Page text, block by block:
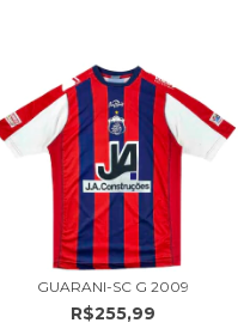
GUARANI-SC G 2009
R$255,99